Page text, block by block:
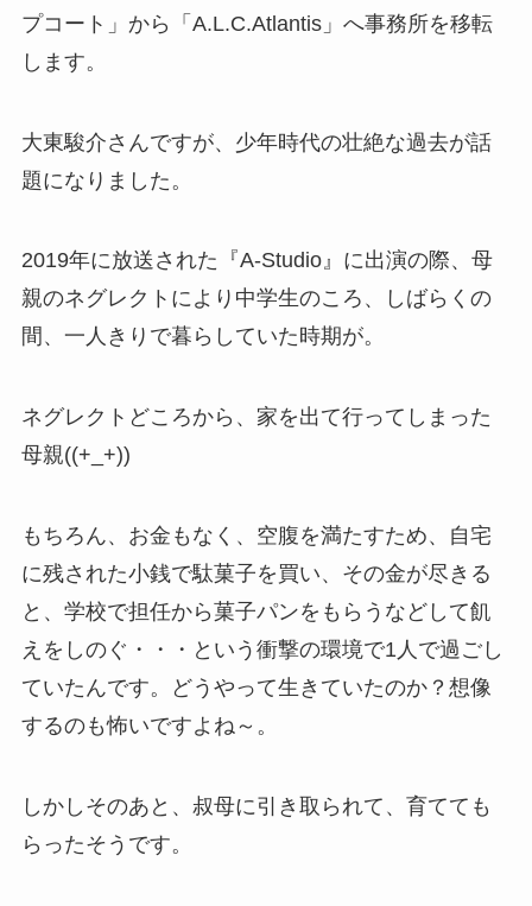
プコート」 から「 A.L.C.Atlantis」 へ事務所を移転
します。
大東駿介さんですが、少年時代の壮絶な過去が話
題になりました。
2019年に放送された『A-Studio』に出演の際、 母
親のネグレクトにより中学生のころ、しばらくの
間、一人きりで暮らしていた時期が。
ネグレクトどころから、家を出て行ってしまった
母親((+_+))
もちろん、お金もなく、空腹を満たすため、自宅
に残された小銭で駄菓子を買い、その金が尽きる
と、学校で担任から菓子パンをもらうなどして飢
えをしのぐ・・・という衝撃の環境で1人で過ごし
ていたんです。どうやって生きていたのか？想像
するのも怖いですよね～。
しかしそのあと、叔母に引き取られて、育てても
らったそうです。